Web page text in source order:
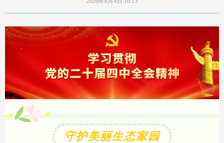
守护美丽生态家园